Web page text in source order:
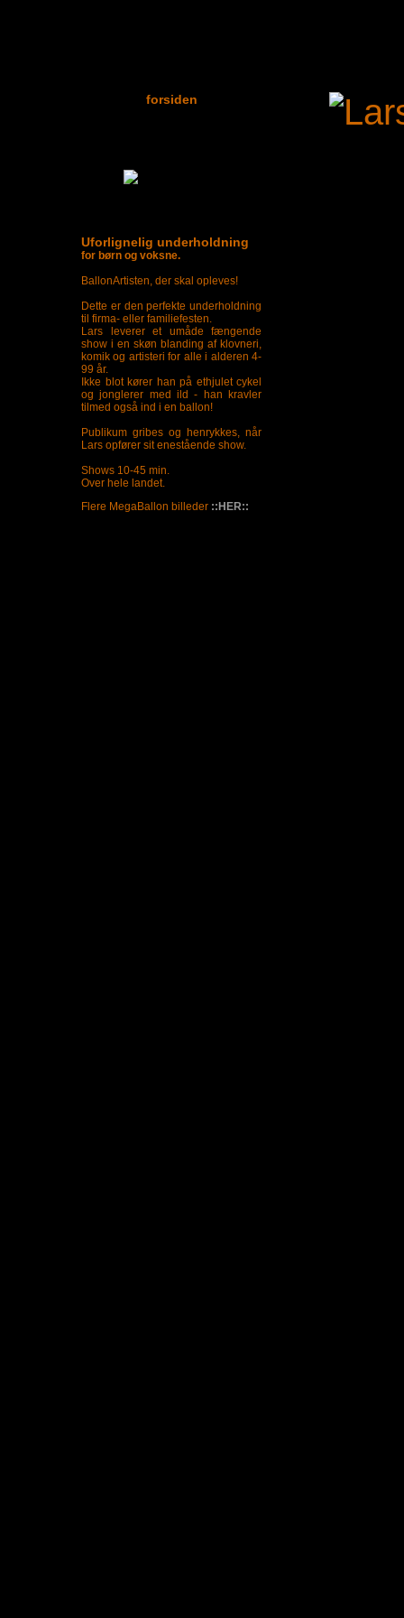
Uforlignelig underholdning
for børn og voksne.
BallonArtisten, der skal opleves!
Dette er den perfekte underholdning
til firma- eller familiefesten.
Lars leverer et umåde fængende
show i en skøn blanding af klovneri,
komik og artisteri for alle i alderen 4-
99 år.
Ikke blot kører han på ethjulet cykel
og jonglerer med ild - han kravler
tilmed også ind i en ballon!
Publikum gribes og henrykkes, når
Lars opfører sit enestående show.
Shows 10-45 min.
Over hele landet.
Flere MegaBallon billeder ::HER::
forsiden